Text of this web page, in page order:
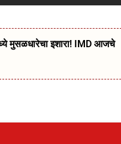
मुसळधारेचा इशारा! IMD आजचे